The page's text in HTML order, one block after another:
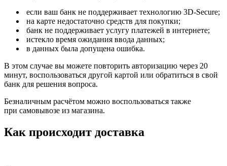
если ваш банк не поддерживает технологию 3D-Secure;
на карте недостаточно средств для покупки;
банк не поддерживает услугу платежей в интернете;
истекло время ожидания ввода данных;
в данных была допущена ошибка.
В этом случае вы можете повторить авторизацию через 20
минут, воспользоваться другой картой или обратиться в свой
банк для решения вопроса.
Безналичным расчётом можно воспользоваться также
при самовывозе из магазина.
Как происходит доставка